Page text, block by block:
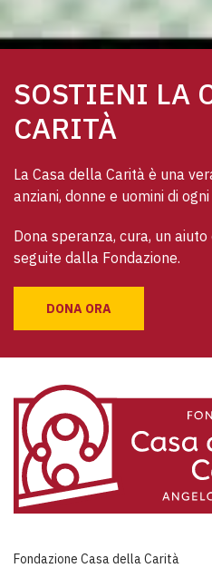
SOSTIENI LA
CARITÀ
La Casa della Carità è una
anziani, donne e uomini di
Dona speranza, cura, un
seguite dalla Fondazione.
DONA ORA
Fondazione Casa della Carità